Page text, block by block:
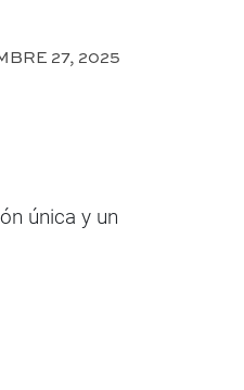
27, 2025
única y un